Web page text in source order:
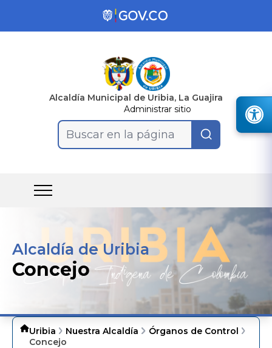
Alcaldía Municipal de Uribia, La Guajira
Administrar sitio
Buscar en la página
Alcaldía de Uribia
Concejo
Uribia Nuestra Alcaldía
Órganos de Control
Concejo